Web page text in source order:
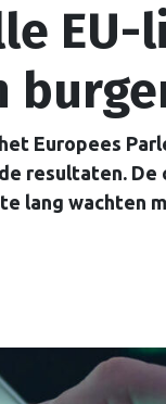
Europees
resultaten. De
lang wachten